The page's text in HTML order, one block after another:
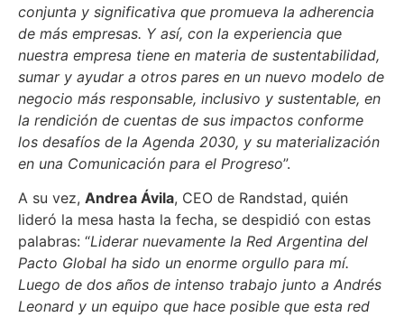
conjunta y significativa que promueva la adherencia
de más empresas. Y así, con la experiencia que
nuestra empresa tiene en materia de sustentabilidad,
sumar y ayudar a otros pares en un nuevo modelo de
negocio más responsable, inclusivo y sustentable, en
la rendición de cuentas de sus impactos conforme
los desafíos de la Agenda 2030, y su materialización
en una Comunicación para el Progreso”.
A su vez, Andrea Ávila, CEO de Randstad, quién
lideró la mesa hasta la fecha, se despidió con estas
palabras: “Liderar nuevamente la Red Argentina del
Pacto Global ha sido un enorme orgullo para mí.
Luego de dos años de intenso trabajo junto a Andrés
Leonard y un equipo que hace posible que esta red